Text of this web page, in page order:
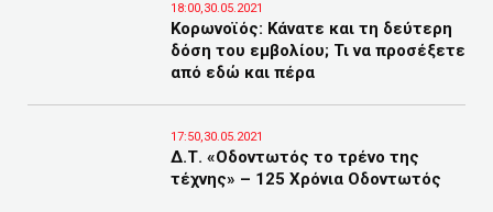
18:00,30.05.2021
Κορωνοϊός: Κάνατε και τη δεύτερη
δόση του εμβολίου; Τι να προσέξετε
από εδώ και πέρα
17:50,30.05.2021
Δ.Τ. «Οδοντωτός το τρένο της
τέχνης» – 125 Χρόνια Οδοντωτός